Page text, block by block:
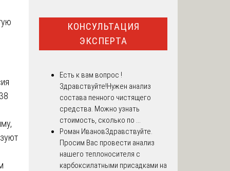
КОНСУЛЬТАЦИЯ
ЭКСПЕРТА
Есть к вам вопрос !
Здравствуйте!Нужен анализ
состава пенного чистящего
средства. Можно узнать
стоимость, сколько по ...
Роман ИвановЗдравствуйте.
Просим Вас провести анализ
нашего теплоносителя с
карбоксилатными присадками на